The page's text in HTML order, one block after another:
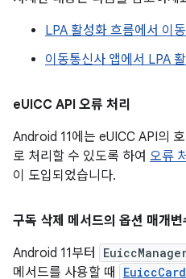
LPA 활성화 흐름에서 이
이동통신사 앱에서 LPA
eUICC API 오류 처리
Android 11에는 eUICC API의
로 처리할 수 있도록 하여 오류
이 도입되었습니다.
구독 삭제 메서드의 옵션 매개변
Android 11부터
메서드를 사용할 때